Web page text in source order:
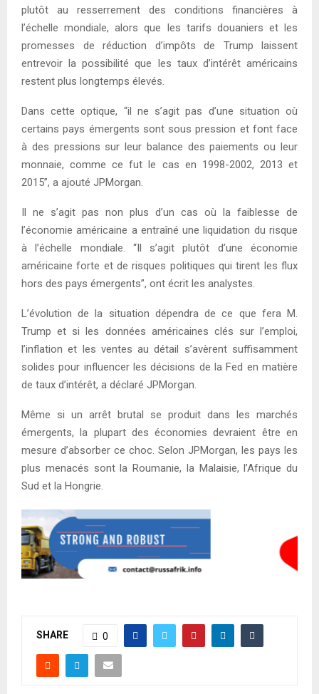
plutôt au resserrement des conditions financières à
l’échelle mondiale, alors que les tarifs douaniers et les
promesses de réduction d’impôts de Trump laissent
entrevoir la possibilité que les taux d’intérêt américains
restent plus longtemps élevés.
Dans cette optique, “il ne s’agit pas d’une situation où
certains pays émergents sont sous pression et font face
à des pressions sur leur balance des paiements ou leur
monnaie, comme ce fut le cas en 1998-2002, 2013 et
2015”, a ajouté JPMorgan.
Il ne s’agit pas non plus d’un cas où la faiblesse de
l’économie américaine a entraîné une liquidation du risque
à l’échelle mondiale. “Il s’agit plutôt d’une économie
américaine forte et de risques politiques qui tirent les flux
hors des pays émergents”, ont écrit les analystes.
L’évolution de la situation dépendra de ce que fera M.
Trump et si les données américaines clés sur l’emploi,
l’inflation et les ventes au détail s’avèrent suffisamment
solides pour influencer les décisions de la Fed en matière
de taux d’intérêt, a déclaré JPMorgan.
Même si un arrêt brutal se produit dans les marchés
émergents, la plupart des économies devraient être en
mesure d’absorber ce choc. Selon JPMorgan, les pays les
plus menacés sont la Roumanie, la Malaisie, l’Afrique du
Sud et la Hongrie.
SHARE 0